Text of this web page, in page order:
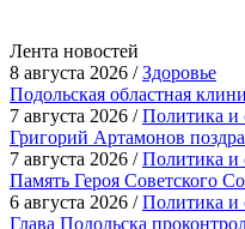
Лента новостей
8 августа 2026 /Здоровье
Подольская областная
7 августа 2026 /Политика и
Григорий Артамонов
7 августа 2026 /Политика и
Память Героя Советского
6 августа 2026 /Политика и
Глава Подольска